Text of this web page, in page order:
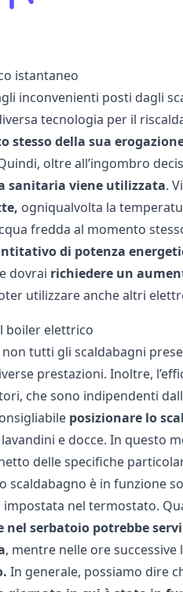
istantaneo
inconvenienti posti dagli
tecnologia per il
stesso della sua
oltre all’ingombro
sanitaria viene utilizzata.
ogniqualvolta la
fredda al momento
di potenza
dovrai richiedere un
utilizzare anche altri
boiler elettrico
non tutti gli scaldabagni
prestazioni. Inoltre,
che sono indipendenti
posizionare lo
e docce. In questo
delle specifiche
scaldabagno è in funzione
nel termostato.
nel serbatoio potrebbe
, mentre nelle ore successive
In generale, possiamo dire